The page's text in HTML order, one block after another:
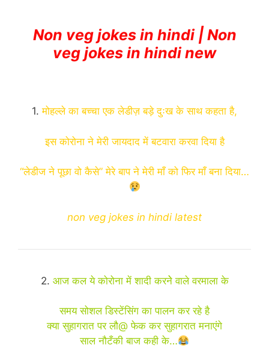
Non veg jokes in hindi | Non
veg jokes in hindi new
1.मोहल्ले का बच्चा एक लेडीज़ बड़े दुःख के साथ कहता है,
इस कोरोना ने मेरी जायदाद में बटवारा करवा दिया है
“लेडीज ने पूछा वो कैसे” मेरे बाप ने मेरी माँ को फिर माँ बना दिया…
non veg jokes in hindi latest
2. आज कल ये कोरोना में शादी करनेे वाले वरमाला के
समय सोशल डिस्टेंसिंग का पालन कर रहे है
क्या सुहागरात पर लौ@ फेक कर सुहागरात मनाएंगे
साल नौटँकी बाज कही के…